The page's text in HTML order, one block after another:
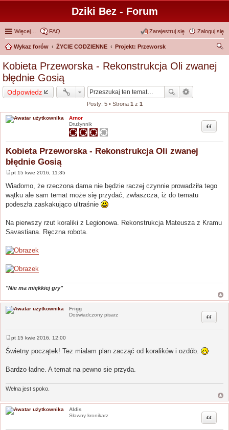
Dziki Bez - Forum
Więcej… FAQ Zaloguj się
Zarejestruj się
Wykaz forów ŻYCIE CODZIENNE
Projekt: Przeworsk
Kobieta Przeworska - Rekonstrukcja Oli zwanej
błędnie Gosią
Odpowiedz
Posty: 5 • Strona 1 z 1
Arnor
Drużynnik
Kobieta Przeworska - Rekonstrukcja Oli zwanej
błędnie Gosią
Cytuj
P
o
s
t
pt 15 kwie 2016, 11:35
Wiadomo, że rzeczona dama nie będzie raczej czynnie prowadziła tego
wątku ale sam temat może się przydać, zwłaszcza, iż do tematu
podeszła zaskakująco ultraśnie
Na pierwszy rzut koraliki z Legionowa. Rekonstrukcja Mateusza z Kramu
Savastiana. Ręczna robota.
"Nie ma miękkiej gry"
Frigg
Doświadczony pisarz
Cytuj
P
o
s
pt 15 kwie 2016, 12:00
Świetny początek! Tez mialam plan zacząć od koralików i ozdób.
Bardzo ładne. A temat na pewno sie przyda.
Wełna jest spoko.
Aldis
Sławny kronikarz
Cytuj